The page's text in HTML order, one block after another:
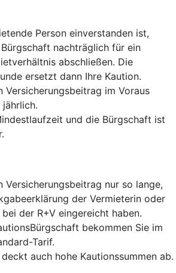
Person einverstanden ist,
nachträglich für ein
abschließen. Die
ersetzt dann Ihre Kaution.
Versicherungsbeitrag im Voraus
und die Bürgschaft ist
Versicherungsbeitrag nur so lange,
der Vermieterin oder
der R+V eingereicht haben.
bekommen Sie im
Tarif.
auch hohe Kautionssummen ab.